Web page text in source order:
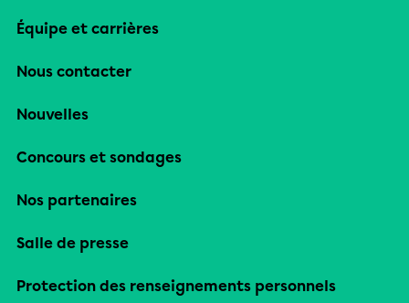
Équipe et carrières
Nous contacter
Nouvelles
Concours et sondages
Nos partenaires
Salle de presse
Protection des renseignements personnels